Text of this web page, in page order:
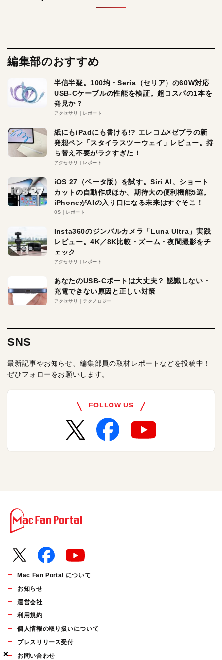
×
×
×
編集部のおすすめ
半信半疑。100均・Seria（セリア）の60W対応
USB-Cケーブルの性能を検証。超コスパの1本を
発見か？
アクセサリ レポート
紙にもiPadにも書ける!? エレコム×ゼブラの新
発想ペン「スタイラスツーウェイ」レビュー。持
ち替え不要がラクすぎた！
アクセサリ レポート
iOS 27（ベータ版）を試す。Siri AI、ショート
カットの自動作成ほか、期待大の便利機能5選。
iPhoneがAIの入り口になる未来はすぐそこ！
OS レポート
Insta360のジンバルカメラ「Luna Ultra」実践
レビュー。4K／8K比較・ズーム・夜間撮影をチ
ェック
アクセサリ レポート
あなたのUSB-Cポートは大丈夫？ 認識しない・
充電できない原因と正しい対策
アクセサリ テクノロジー
SNS
最新記事やお知らせ、編集部員の取材レポートなどを投稿中！
ぜひフォローをお願いします。
FOLLOW US
Mac Fan Portal について
お知らせ
運営会社
利用規約
個人情報の取り扱いについて
プレスリリース受付
お問い合わせ